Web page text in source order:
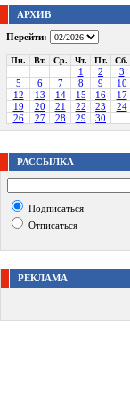
АРХИВ
Перейти:
Пн. Вт. Ср. Чт. Пт. Сб.
1 2 3
5
6 7 8 9 10
12
13 14 15 16 17
19
20 21 22 23 24
26
27 28 29 30
РАССЫЛКА
Подписаться
Отписаться
РЕКЛАМА